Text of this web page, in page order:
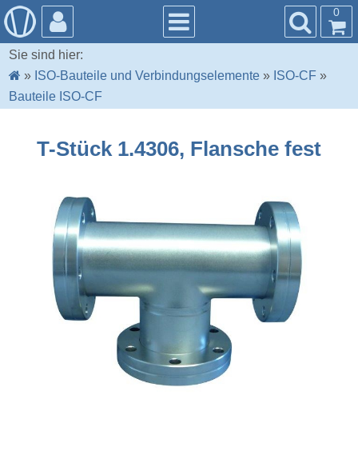
0
Sie sind hier:
» ISO-Bauteile und Verbindungselemente » ISO-CF »
Bauteile ISO-CF
T-Stück 1.4306, Flansche fest